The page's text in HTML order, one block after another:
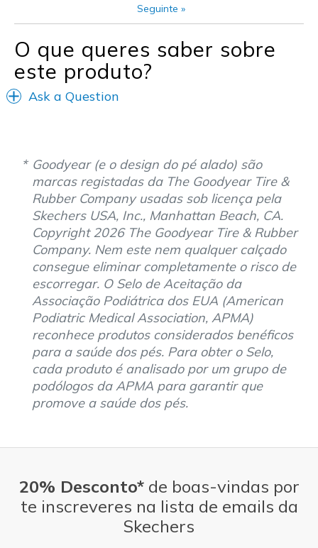
I'm Really Into Shoes
Seguinte »
O que queres saber sobre
este produto?
Ask a Question
Goodyear (e o design do pé alado) são
marcas registadas da The Goodyear Tire &
Rubber Company usadas sob licença pela
Skechers USA, Inc., Manhattan Beach, CA.
Copyright 2026 The Goodyear Tire & Rubber
Company. Nem este nem qualquer calçado
consegue eliminar completamente o risco de
escorregar. O Selo de Aceitação da
Associação Podiátrica dos EUA (American
Podiatric Medical Association, APMA)
reconhece produtos considerados benéficos
para a saúde dos pés. Para obter o Selo,
cada produto é analisado por um grupo de
podólogos da APMA para garantir que
promove a saúde dos pés.
20% Desconto*de boas-vindas por
te inscreveres na lista de emails da
Skechers